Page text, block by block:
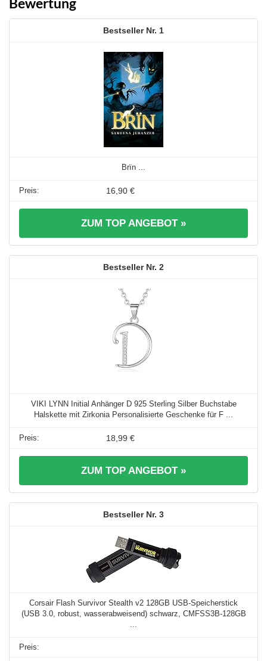
1
Brïn ...
16,90 €
ZUM TOP ANGEBOT »
2
VIKI LYNN Initial Anhänger D 925 Sterling Silber Buchstabe
Halskette mit Zirkonia Personalisierte Geschenke für F ...
18,99 €
ZUM TOP ANGEBOT »
3
Corsair Flash Survivor Stealth v2 128GB USB-Speicherstick
(USB 3.0, robust, wasserabweisend) schwarz, CMFSS3B-128GB
...